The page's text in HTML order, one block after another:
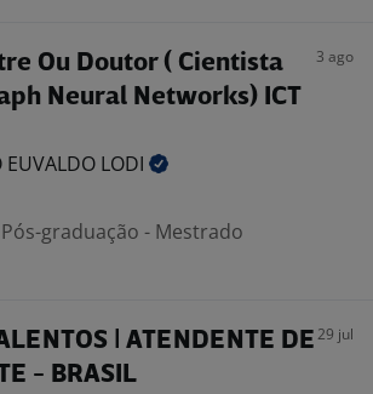
Ou Doutor ( Cientista
Neural Networks) ICT
3 ago
EUVALDO LODI
Pós-graduação - Mestrado
| ATENDENTE DE
- BRASIL
29 jul